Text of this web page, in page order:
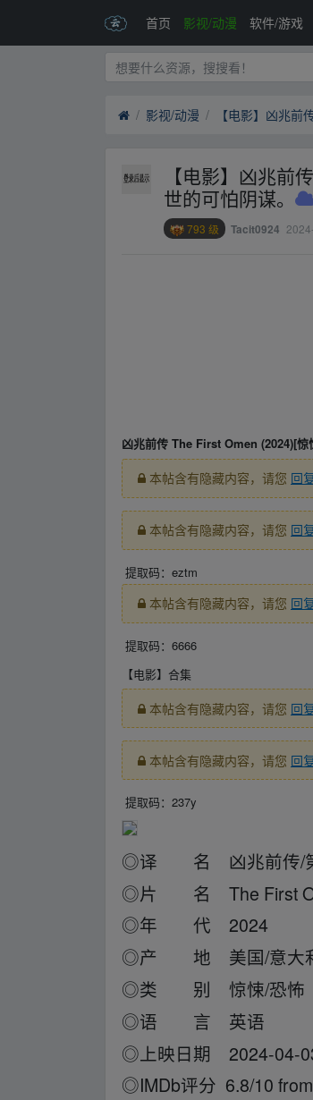
首页 影视/动漫 软件/游戏
影视/动漫
【电影】凶兆
世的可怕阴谋。
793 级 Tacit0924
凶兆前传 The First Omen (2024)[惊
本帖含有隐藏内容，请您 回
本帖含有隐藏内容，请您 回
提取码：eztm
本帖含有隐藏内容，请您 回
提取码：6666
【电影】 合集
本帖含有隐藏内容，请您 回
本帖含有隐藏内容，请您 回
提取码：237y
◎译 名 凶兆前传/第
◎片 名 The First
◎年 代 2024
◎产 地 美国/意大
◎类 别 惊悚/恐怖
◎语 言 英语
◎上映日期 2024-04-
◎IMDb评分 6.8/10